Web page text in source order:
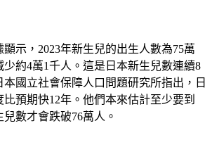
顯示，2023年新生兒的出生人數為75萬
少約4萬1千人。這是日本新生兒數連續8
國立社會保障人口問題研究所指出，日
預期快12年。他們本來估計至少要到
數才會跌破76萬人。